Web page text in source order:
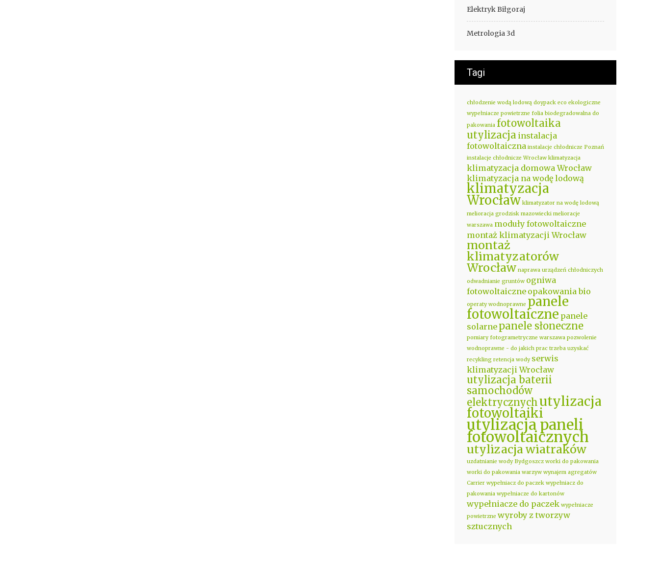
Elektryk Biłgoraj
Metrologia 3d
Tagi
chłodzenie wodą lodową doypack eco ekologiczne
wypełniacze powietrzne folia biodegradowalna do
pakowania fotowoltaika
utylizacja instalacja
fotowoltaiczna instalacje chłodnicze Poznań
instalacje chłodnicze Wrocław klimatyzacja
klimatyzacja domowa Wrocław
klimatyzacja na wodę lodową
klimatyzacja
Wrocław klimatyzator na wodę lodową
melioracja grodzisk mazowiecki melioracje
warszawa moduły fotowoltaiczne
montaż klimatyzacji Wrocław
montaż
klimatyzatorów
Wrocław naprawa urządzeń chłodniczych
odwadnianie gruntów ogniwa
fotowoltaiczne opakowania bio
operaty wodnoprawne panele
fotowoltaiczne panele
solarne panele słoneczne
pomiary fotogrametryczne warszawa pozwolenie
wodnoprawne - do jakich prac trzeba uzyskać
recykling retencja wody serwis
klimatyzacji Wrocław
utylizacja baterii
samochodów
elektrycznychutylizacja
fotowoltaiki
utylizacja paneli
fotowoltaicznych
utylizacja wiatraków
uzdatnianie wody Bydgoszcz worki do pakowania
worki do pakowania warzyw wynajem agregatów
Carrier wypełniacz do paczek wypełniacz do
pakowania wypełniacze do kartonów
wypełniacze do paczek wypełniacze
powietrzne wyroby z tworzyw
sztucznych